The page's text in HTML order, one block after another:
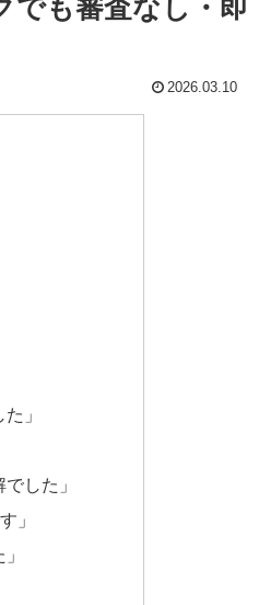
でも審査なし・即
2026.03.10
」
した」
」